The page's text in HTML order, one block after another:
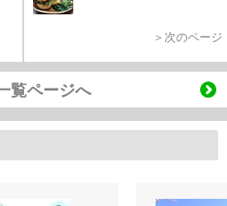
＞次のページ
覧ページへ